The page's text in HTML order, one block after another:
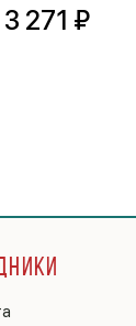
3 271 ₽